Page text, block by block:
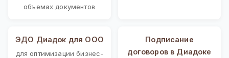
объемах документов
ЭДО Диадок для ООО
для оптимизации бизнес-
Подписание
договоров в Диадоке